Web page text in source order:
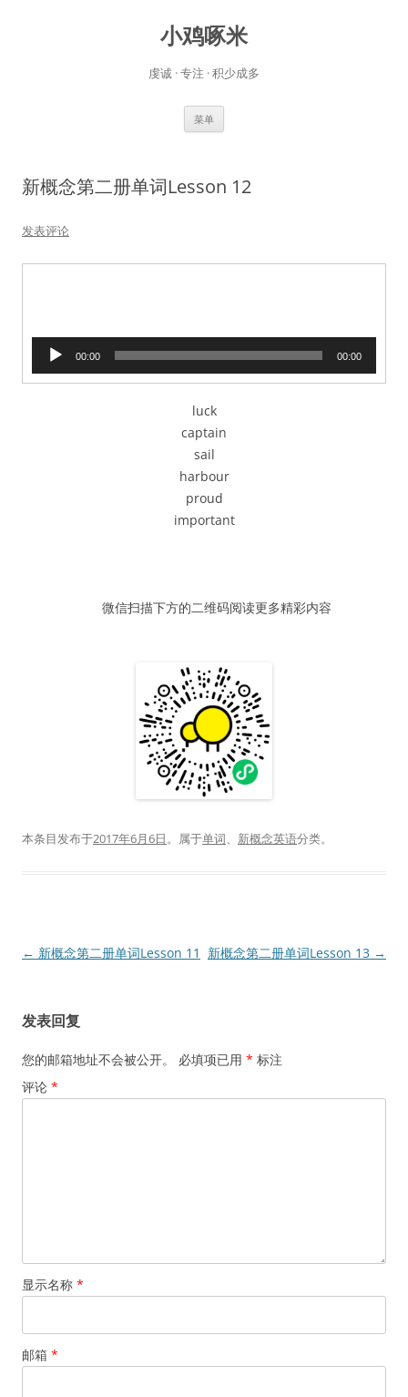
小鸡啄米
虔诚 · 专注 · 积少成多
菜单
新概念第二册单词Lesson 12
发表评论
播
00:00 00:00
luck
captain
sail
harbour
proud
important
微信扫描下方的二维码阅读更多精彩内容
本条目发布于2017年6月6日。属于单词、 新概念英语分类。
文
航
← 新概念第二册单词Lesson 11 新概念第二册单词Lesson 13 →
发表回复
您的邮箱地址不会被公开。 必填项已用 * 标注
评论 *
显示名称 *
邮箱 *